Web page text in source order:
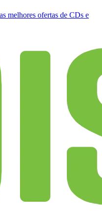
melhores ofertas de CDs e